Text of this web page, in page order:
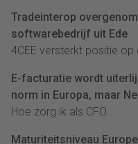
Tradeinterop
softwarebedrijf uit Ede
4CEE versterkt positie op
E-facturatie wordt
norm in Europa, maar
Hoe zorg ik als CFO...
Maturiteitsniveau